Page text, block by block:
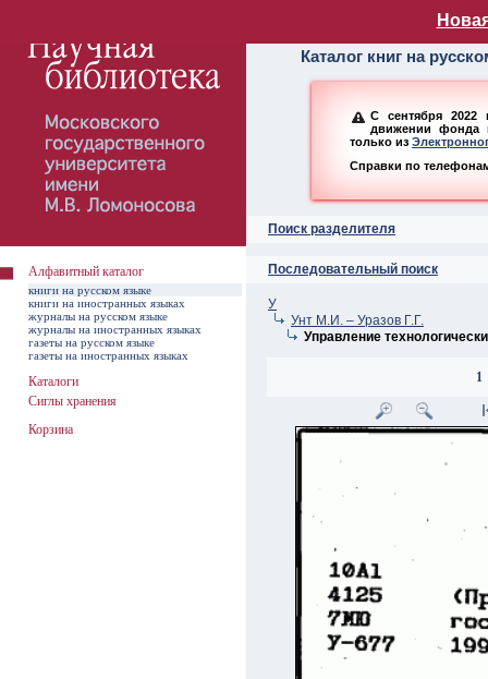
Алфавитный
Каталог книг на
С сентября 2022
движении фонда
только из
Справки по
Поиск разделителя
Последовательный поиск
У
Унт М.И. – Уразов Г.Г.
Управление
1
Алфавитный каталог
книги на русском языке
книги на иностранных языках
журналы на русском языке
журналы на иностранных языках
газеты на русском языке
газеты на иностранных языках
Каталоги
Сиглы хранения
Корзина